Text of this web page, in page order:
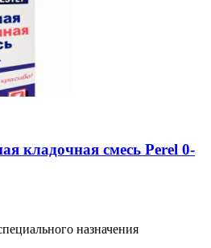
кладочная смесь Perel 0-
назначения